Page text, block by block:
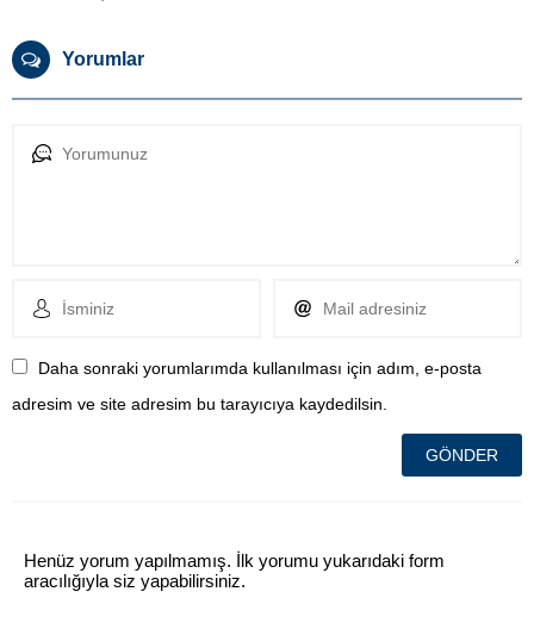
Yorumlar
Daha sonraki yorumlarımda kullanılması için adım, e-posta
adresim ve site adresim bu tarayıcıya kaydedilsin.
Henüz yorum yapılmamış. İlk yorumu yukarıdaki form
aracılığıyla siz yapabilirsiniz.